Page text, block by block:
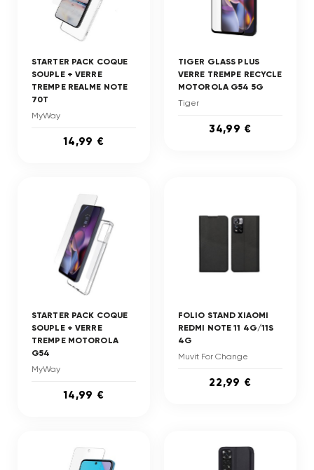
STARTER PACK COQUE
SOUPLE + VERRE
TREMPE REALME NOTE
70T
MyWay
14,99 €
TIGER GLASS PLUS
VERRE TREMPE RECYCLE
MOTOROLA G54 5G
Tiger
34,99 €
STARTER PACK COQUE
SOUPLE + VERRE
TREMPE MOTOROLA
G54
MyWay
14,99 €
FOLIO STAND XIAOMI
REDMI NOTE 11 4G/11S
4G
Muvit For Change
22,99 €